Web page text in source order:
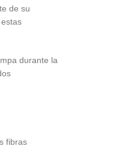
de su
durante la
fibras